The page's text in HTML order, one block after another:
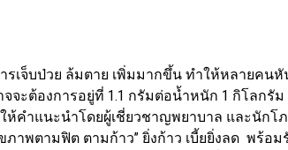
รเจ็บป่วย ล้มตาย เพิ่มมากขึ้น ทำให้หลายคน
จะต้องการอยู่ที่ 1.1 กรัมต่อน้ำหนัก 1 กิโลกรัม
คำแนะนำโดยผู้เชี่ยวชาญพยาบาล และนักโ
าพตามฟิต ตามก้าว” ยิ่งก้าว เบี้ยยิ่งลด พร้อม